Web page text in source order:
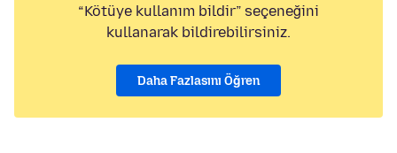
“Kötüye kullanım bildir” seçeneğini
kullanarak bildirebilirsiniz.
Daha Fazlasını Öğren